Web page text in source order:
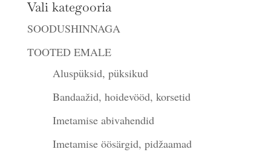
Vali kategooria
SOODUSHINNAGA
TOOTED EMALE
Aluspüksid, püksikud
Bandaažid, hoidevööd, korsetid
Imetamise abivahendid
Imetamise öösärgid, pidžaamad